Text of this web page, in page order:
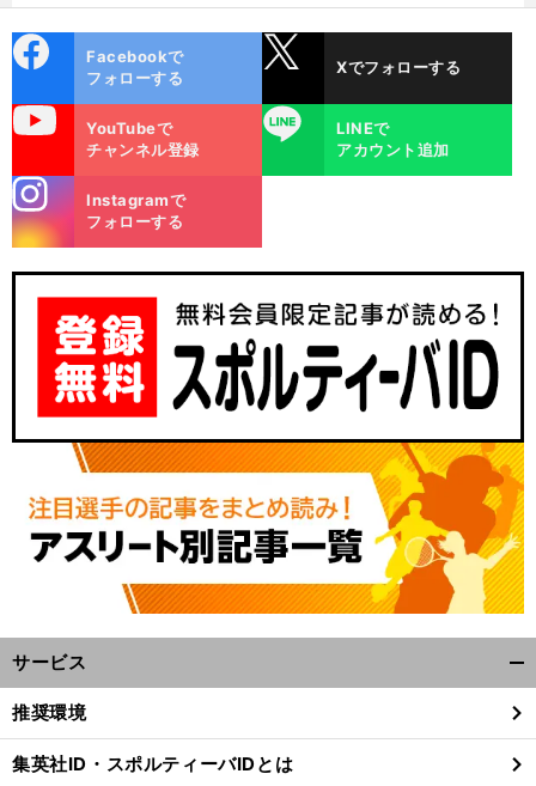
。
鎌
前
へ
ok
Facebookで
フォローする
Xでフォローする
YouTubeで
チャンネル登録
LINE
LINEで
アカウント追加
m
Instagramで
フォローする
サービス
閉
る
推奨環境
集英社ID・スポルティーバIDとは